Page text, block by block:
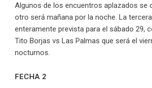
Algunos de los encuentros aplazados se
otro será mañana por la noche. La
enteramente prevista para el sábado 29,
Tito Borjas vs Las Palmas que será el
nocturnos.
FECHA 2